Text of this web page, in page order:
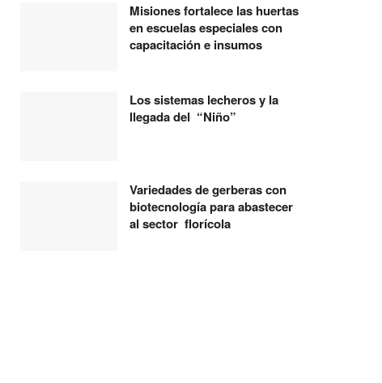
Misiones fortalece las huertas
en escuelas especiales con
capacitación e insumos
Los sistemas lecheros y la
llegada del “Niño”
Variedades de gerberas con
biotecnología para abastecer
al sector florícola